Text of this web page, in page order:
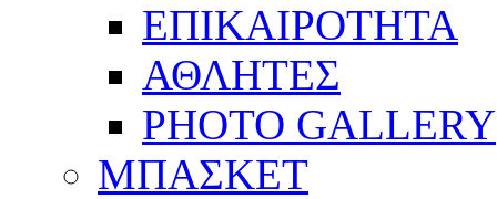
ΕΠΙΚΑΙΡΟΤΗΤΑ
ΑΘΛΗΤΕΣ
PHOTO GALLERY
ΜΠΑΣΚΕΤ